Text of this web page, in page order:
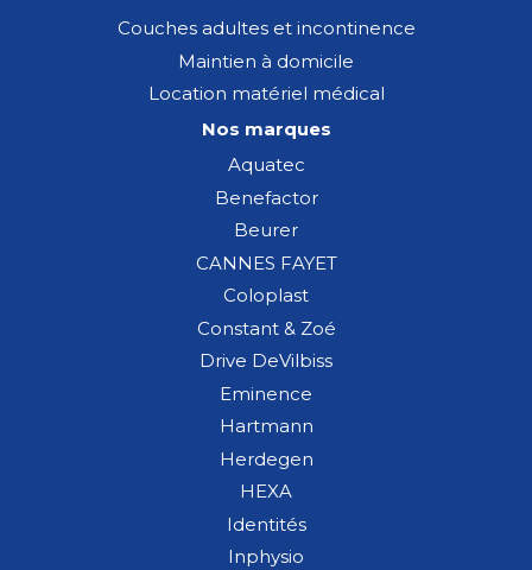
Couches adultes et incontinence
Maintien à domicile
Location matériel médical
Nos marques
Aquatec
Benefactor
Beurer
CANNES FAYET
Coloplast
Constant & Zoé
Drive DeVilbiss
Eminence
Hartmann
Herdegen
HEXA
Identités
Inphysio